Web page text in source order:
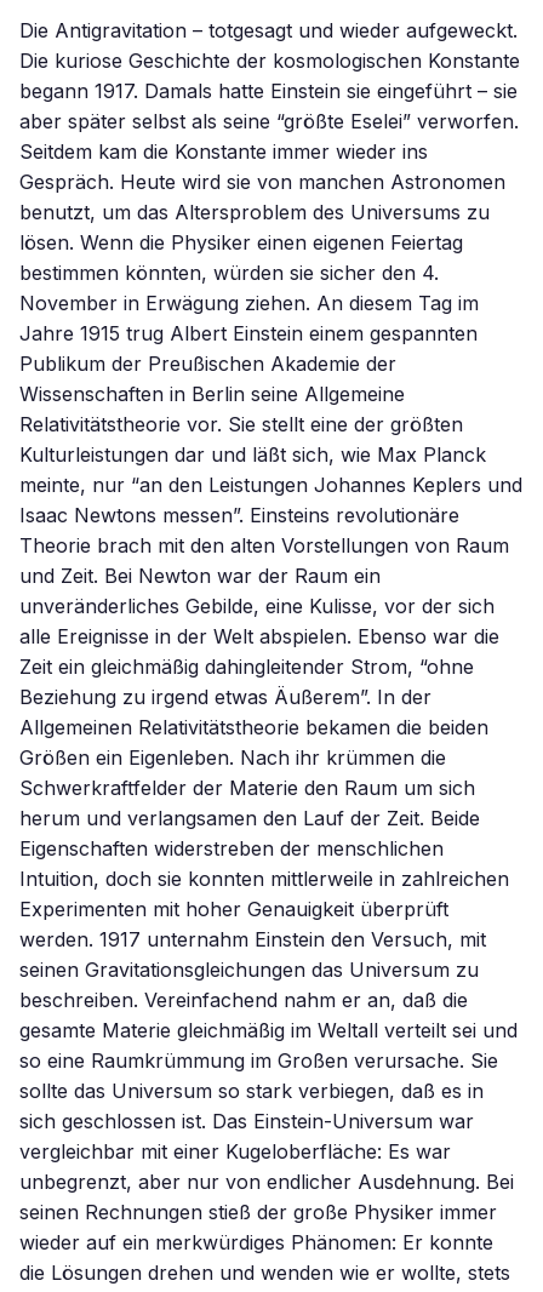
Die Antigravitation – totgesagt und wieder aufgeweckt.
Die kuriose Geschichte der kosmologischen Konstante
begann 1917. Damals hatte Einstein sie eingeführt – sie
aber später selbst als seine “größte Eselei” verworfen.
Seitdem kam die Konstante immer wieder ins
Gespräch. Heute wird sie von manchen Astronomen
benutzt, um das Altersproblem des Universums zu
lösen. Wenn die Physiker einen eigenen Feiertag
bestimmen könnten, würden sie sicher den 4.
November in Erwägung ziehen. An diesem Tag im
Jahre 1915 trug Albert Einstein einem gespannten
Publikum der Preußischen Akademie der
Wissenschaften in Berlin seine Allgemeine
Relativitätstheorie vor. Sie stellt eine der größten
Kulturleistungen dar und läßt sich, wie Max Planck
meinte, nur “an den Leistungen Johannes Keplers und
Isaac Newtons messen”. Einsteins revolutionäre
Theorie brach mit den alten Vorstellungen von Raum
und Zeit. Bei Newton war der Raum ein
unveränderliches Gebilde, eine Kulisse, vor der sich
alle Ereignisse in der Welt abspielen. Ebenso war die
Zeit ein gleichmäßig dahingleitender Strom, “ohne
Beziehung zu irgend etwas Äußerem”. In der
Allgemeinen Relativitätstheorie bekamen die beiden
Größen ein Eigenleben. Nach ihr krümmen die
Schwerkraftfelder der Materie den Raum um sich
herum und verlangsamen den Lauf der Zeit. Beide
Eigenschaften widerstreben der menschlichen
Intuition, doch sie konnten mittlerweile in zahlreichen
Experimenten mit hoher Genauigkeit überprüft
werden. 1917 unternahm Einstein den Versuch, mit
seinen Gravitationsgleichungen das Universum zu
beschreiben. Vereinfachend nahm er an, daß die
gesamte Materie gleichmäßig im Weltall verteilt sei und
so eine Raumkrümmung im Großen verursache. Sie
sollte das Universum so stark verbiegen, daß es in
sich geschlossen ist. Das Einstein-Universum war
vergleichbar mit einer Kugeloberfläche: Es war
unbegrenzt, aber nur von endlicher Ausdehnung. Bei
seinen Rechnungen stieß der große Physiker immer
wieder auf ein merkwürdiges Phänomen: Er konnte
die Lösungen drehen und wenden wie er wollte, stets